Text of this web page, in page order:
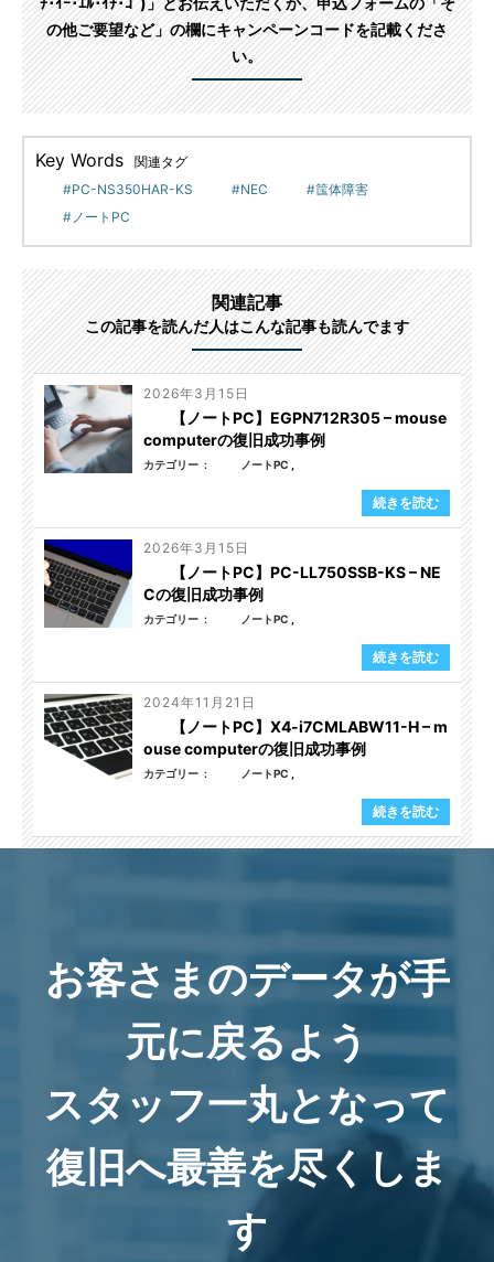
の他ご要望など」の欄にキャンペーンコードを記載くださ
い。
Key Words
関連タグ
PC-NS350HAR-KS
NEC
筺体障害
ノートPC
関連記事
この記事を読んだ人はこんな記事も読んでます
2026年3月15日
【ノートPC】EGPN712R305 – mouse
computerの復旧成功事例
カテゴリー ノートPC
続きを読む
2026年3月15日
【ノートPC】PC-LL750SSB-KS – NE
Cの復旧成功事例
カテゴリー ノートPC
続きを読む
2024年11月21日
【ノートPC】X4-i7CMLABW11-H – m
ouse computerの復旧成功事例
カテゴリー ノートPC
続きを読む
お客さまのデータが手
元に戻るよう
スタッフ一丸となって
復旧へ最善を尽くしま
す